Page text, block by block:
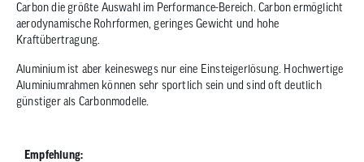
Carbon die größte Auswahl im Performance-Bereich. Carbon ermöglicht
aerodynamische Rohrformen, geringes Gewicht und hohe
Kraftübertragung.
Aluminium ist aber keineswegs nur eine Einsteigerlösung. Hochwertige
Aluminiumrahmen können sehr sportlich sein und sind oft deutlich
günstiger als Carbonmodelle.
Empfehlung: